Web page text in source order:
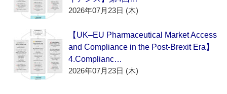
2026年07月23日 (木)
【UK–EU Pharmaceutical Market Access
and Compliance in the Post-Brexit Era】
4.Complianc…
2026年07月23日 (木)